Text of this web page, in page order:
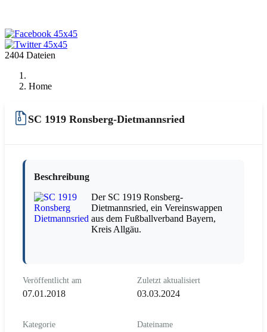
2404 Dateien
Home
SC 1919 Ronsberg-Dietmannsried
Beschreibung
Der SC 1919 Ronsberg-
Dietmannsried, ein Vereinswappen
aus dem Fußballverband Bayern,
Kreis Allgäu.
Veröffentlicht am
07.01.2018
Zuletzt aktualisiert
03.03.2024
Kategorie Dateiname